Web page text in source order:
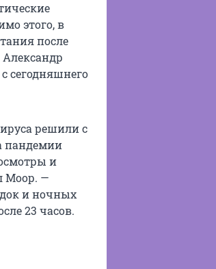
этого, в
после
Александр
сегодняшнего
решили с
пандемии
и
Моор. —
и ночных
23 часов.